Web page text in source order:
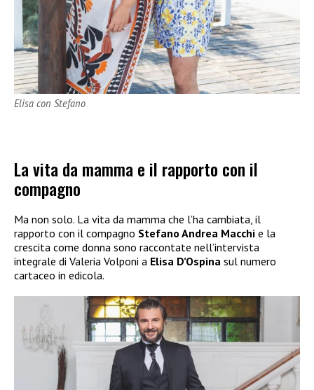
Elisa con Stefano
La vita da mamma e il rapporto con il
compagno
Ma non solo. La vita da mamma che l’ha cambiata, il
rapporto con il compagno Stefano Andrea Macchi e la
crescita come donna sono raccontate nell’intervista
integrale di Valeria Volponi a Elisa D’Ospina sul numero
cartaceo in edicola.